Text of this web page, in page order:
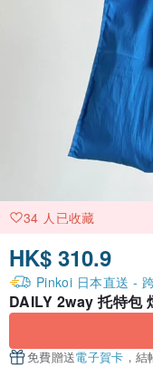
34 人已收藏
HK$ 310.9
Pinkoi 日本直送 -
DAILY 2way 托特包
免費贈送電子賀卡 ，